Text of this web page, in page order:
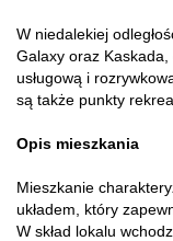
W niedalekiej
Galaxy oraz
usługową i
są także punkty
Opis mieszkania
Mieszkanie
układem, który
W skład lokalu